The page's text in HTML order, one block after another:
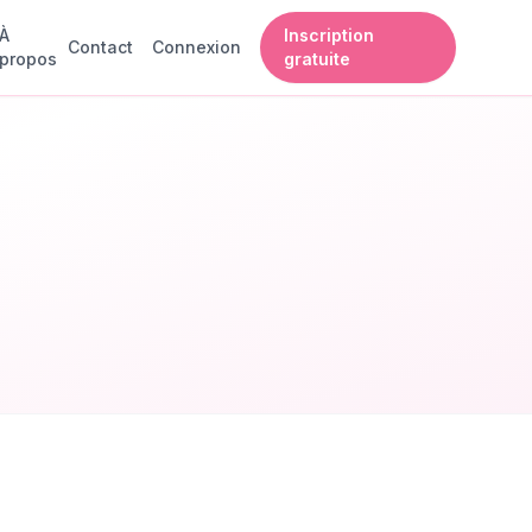
À
propos
Contact Connexion
Inscription
gratuite